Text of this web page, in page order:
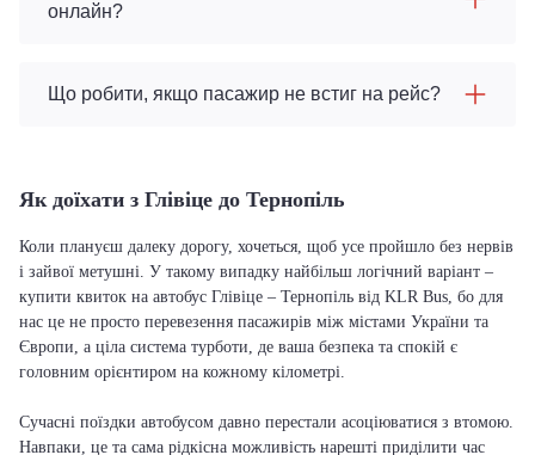
онлайн?
Що робити, якщо пасажир не встиг на рейс?
Як доїхати з Глівіце до Тернопіль
Коли плануєш далеку дорогу, хочеться, щоб усе пройшло без нервів
і зайвої метушні. У такому випадку найбільш логічний варіант –
купити квиток на автобус Глівіце – Тернопіль від KLR Bus, бо для
нас це не просто перевезення пасажирів між містами України та
Європи, а ціла система турботи, де ваша безпека та спокій є
головним орієнтиром на кожному кілометрі.
Сучасні поїздки автобусом давно перестали асоціюватися з втомою.
Навпаки, це та сама рідкісна можливість нарешті приділити час